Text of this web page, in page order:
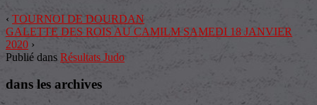
‹ TOURNOI DE DOURDAN
GALETTE DES ROIS AU CAMILM SAMEDI 18 JANVIER
2020 ›
Publié dans Résultats Judo
dans les archives